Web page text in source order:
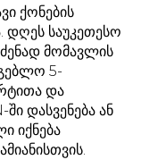
ქონების
საუკეთესო
მომავლის
5-
და
დასვენება ან
იქნება